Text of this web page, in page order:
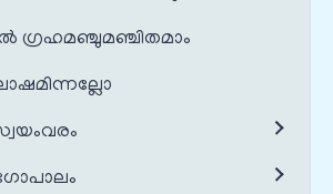
ഗ്രഹമഞ്ചുമഞ്ചിതമാം